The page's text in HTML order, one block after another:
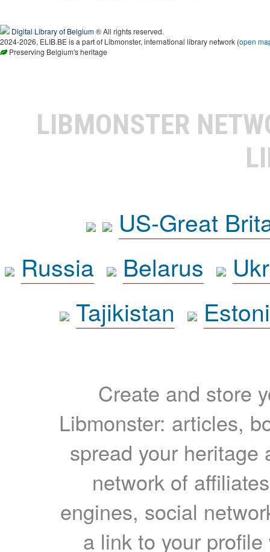
Digital Library of Belgium® All rights reserved.
2024-2026, ELIB.BE is a part of Libmonster, international library network (open
Preserving Belgium's heritage
LIBMONSTER
US-Great
Russia
Belarus
Tajikistan
Create and store
Libmonster: articles,
spread your heritage
network of
engines, social
a link to your